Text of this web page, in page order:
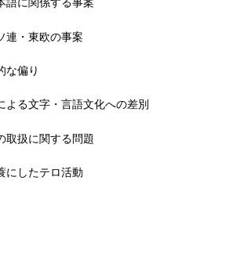
連・東欧の事案
な偏り
よる文字・言語文化への差別
取扱に関する問題
にしたテロ活動